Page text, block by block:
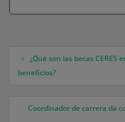
Navegación de
¿Qué son las becas CERES
beneficios?
Coordinador de carrera da